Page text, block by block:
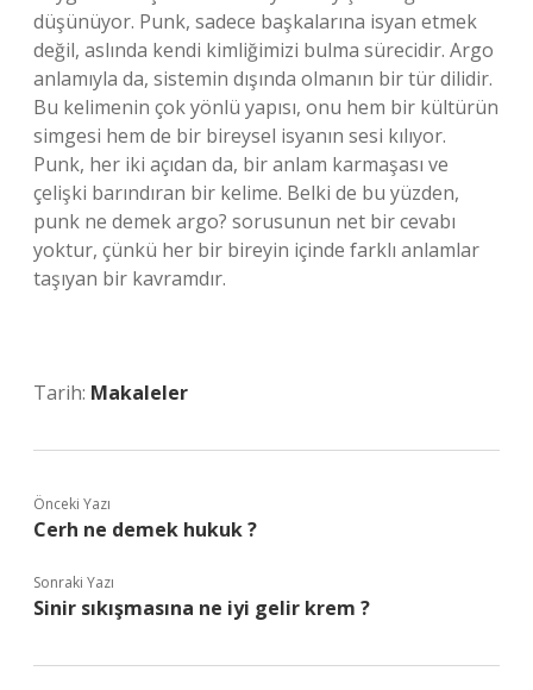
düşünüyor. Punk, sadece başkalarına isyan etmek
değil, aslında kendi kimliğimizi bulma sürecidir. Argo
anlamıyla da, sistemin dışında olmanın bir tür dilidir.
Bu kelimenin çok yönlü yapısı, onu hem bir kültürün
simgesi hem de bir bireysel isyanın sesi kılıyor.
Punk, her iki açıdan da, bir anlam karmaşası ve
çelişki barındıran bir kelime. Belki de bu yüzden,
punk ne demek argo? sorusunun net bir cevabı
yoktur, çünkü her bir bireyin içinde farklı anlamlar
taşıyan bir kavramdır.
Tarih: Makaleler
Önceki Yazı
Cerh ne demek hukuk ?
Sonraki Yazı
Sinir sıkışmasına ne iyi gelir krem ?